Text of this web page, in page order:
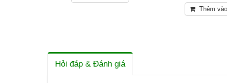
Thêm
Hỏi đáp & Đánh giá